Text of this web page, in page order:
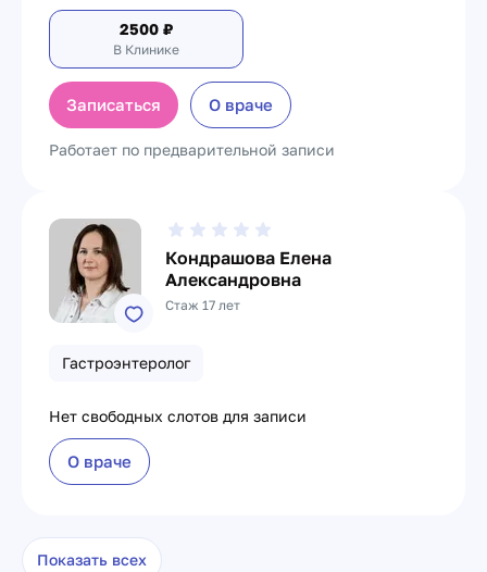
2500 ₽
В Клинике
Записаться О враче
Работает по предварительной записи
Кондрашова Елена
Александровна
Стаж 17 лет
Гастроэнтеролог
Нет свободных слотов для записи
О враче
Показать всех